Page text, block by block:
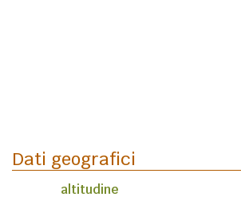
Dati geografici
altitudine